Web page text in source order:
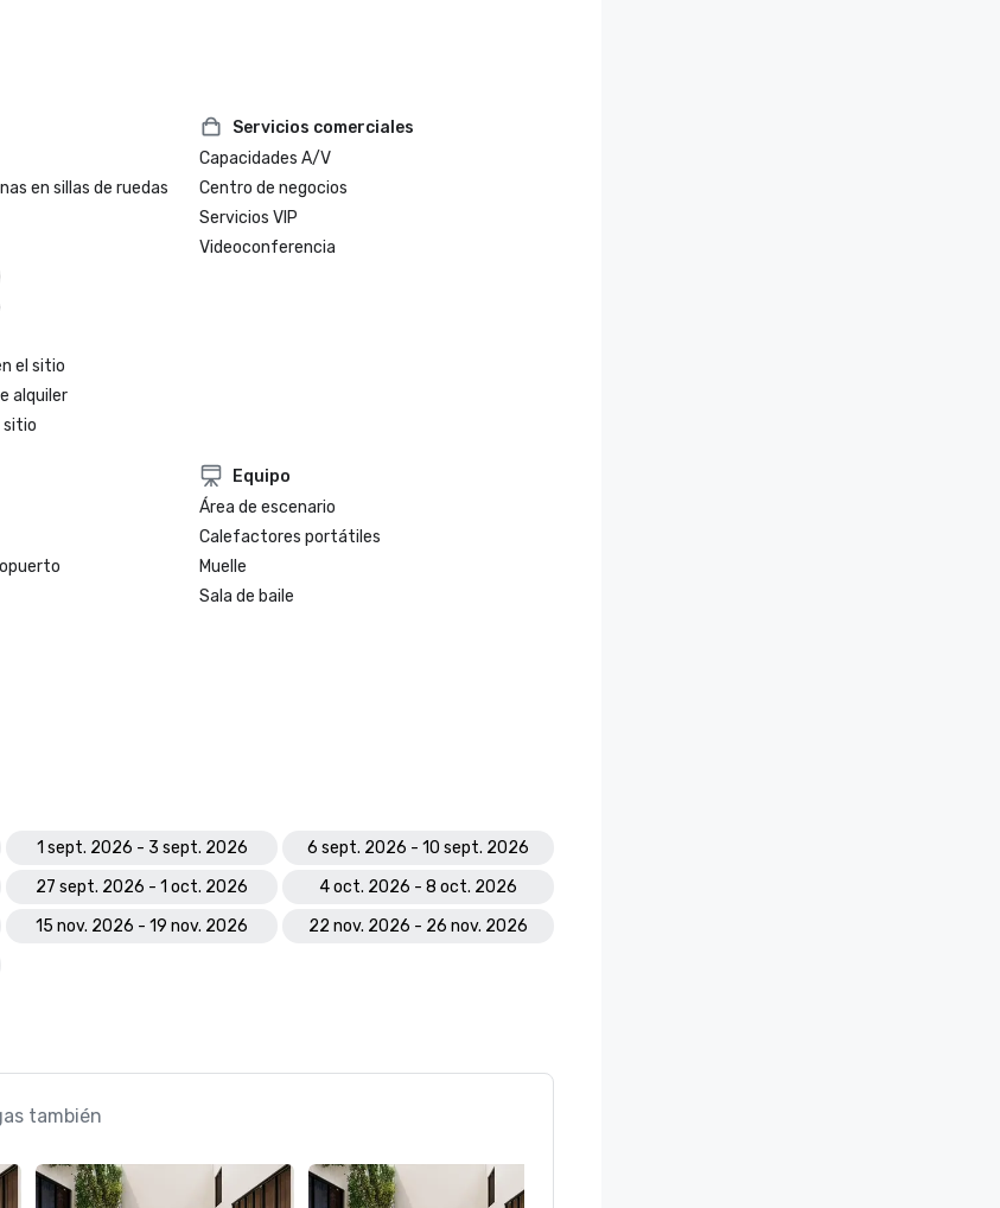
en sillas de ruedas
el sitio
alquiler
sitio
Servicios comerciales
Capacidades A/V
Centro de negocios
Servicios VIP
Videoconferencia
Equipo
Área de escenario
Calefactores portátiles
Muelle
Sala de baile
1 sept. 2026 - 3 sept. 2026
6 sept. 2026 - 10 sept. 2026
27 sept. 2026 - 1 oct. 2026
4 oct. 2026 - 8 oct. 2026
15 nov. 2026 - 19 nov. 2026
22 nov. 2026 - 26 nov. 2026
también